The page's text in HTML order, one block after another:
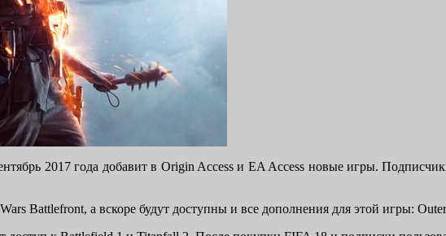
2017 года добавит в Origin Access и EA Access новые игры.
Battlefront, а вскоре будут доступны и все дополнения для этой игры: